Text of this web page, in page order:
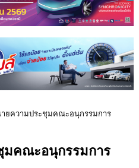
ยความประชุมคณะอนุกรรมการ
มคณะอนุกรรมการ